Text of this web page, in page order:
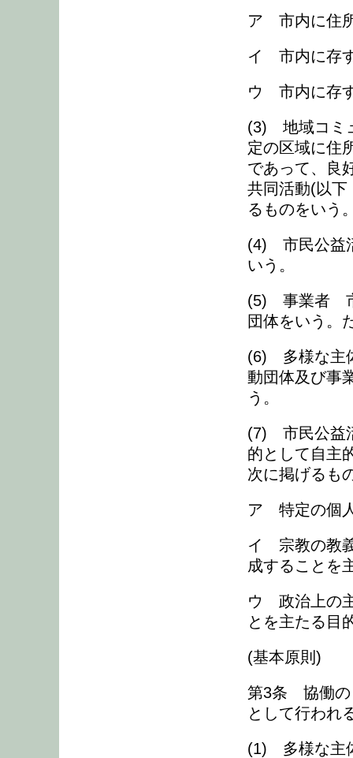
ア 市内に住
イ 市内に存
ウ 市内に存
(3) 地域コミ
定の区域に住
であって、良
共同活動(以下
るものをいう
(4) 市民公益
いう。
(5) 事業者 市
団体をいう。
(6) 多様な主
動団体及び事
う。
(7) 市民公益
的として自主
次に掲げるも
ア 特定の個
イ 宗教の教
成することを
ウ 政治上の
とを主たる目
(基本原則)
第3条 協働の
として行われ
(1) 多様な主